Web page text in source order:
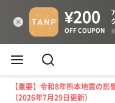
【重要】令和8年熊本地震の
（2026年7月29日更新）